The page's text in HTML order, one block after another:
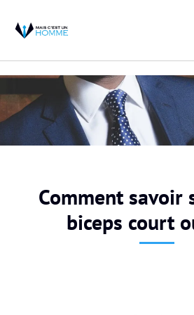
Comment savoir
biceps court